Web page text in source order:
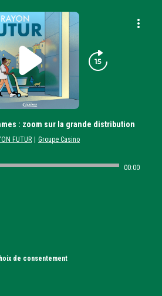
: zoom sur la grande distribution
FUTUR Groupe Casino
00:00
de consentement